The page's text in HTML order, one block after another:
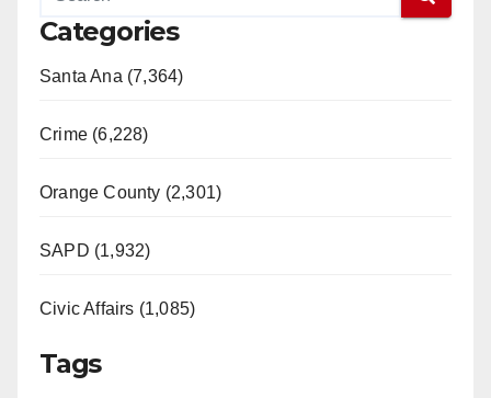
Categories
Santa Ana (7,364)
Crime (6,228)
Orange County (2,301)
SAPD (1,932)
Civic Affairs (1,085)
Tags